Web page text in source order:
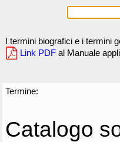
I termini biografici e i termini
Link PDF al Manuale
Termine:
Catalogo